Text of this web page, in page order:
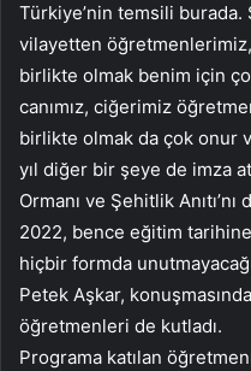
Türkiye’nin temsili
vilayetten
birlikte olmak benim için
canımız, ciğerimiz
birlikte olmak da çok onur
yıl diğer bir şeye de imza
Ormanı ve Şehitlik
2022, bence eğitim
hiçbir formda
Petek Aşkar,
öğretmenleri de kutladı.
Programa katılan